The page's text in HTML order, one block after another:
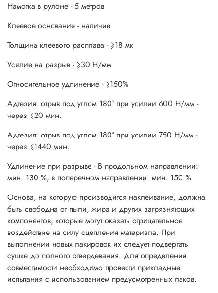
Намотка в рулоне - 5 метров
Клеевое основание - наличие
Толщина клеевого расплава - ⩾18 мк
Усилие на разрыв - ⩾30 Н/мм
Относительное удлинение - ⩾150%
Адгезия: отрыв под углом 180° при усилии 600 Н/мм -
через ⩽20 мин.
Адгезия: отрыв под углом 180° при усилии 750 Н/мм -
через ⩽1440 мин.
Удлинение при разрыве - В продольном направлении:
мин. 130 %, в поперечном направлении: мин. 150 %
Основа, на которую производится наклеивание, должна
быть свободна от пыли, жира и других загрязняющих
компонентов, которые могут оказать отрицательное
воздействие на силу сцепления материала. При
выполнении новых лакировок их следует подвергать
сушке до полного отвердевания. Для определения
совместимости необходимо провести прикладные
испытания с использованием предусмотренных лаков.